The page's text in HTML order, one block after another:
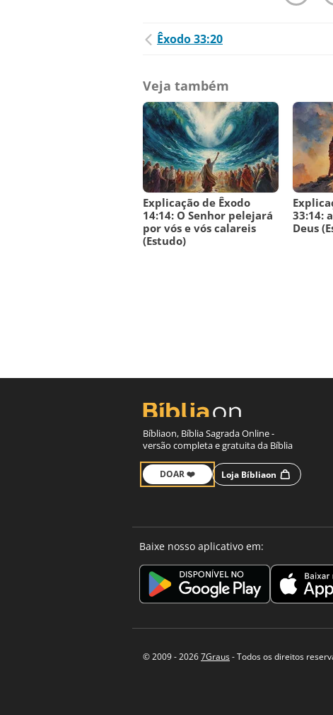
Êxodo 33:20
Veja também
Explicação de Êxodo
14:14: O Senhor pelejará
por vós e vós calareis
(Estudo)
33:14:
Deus
Bíbliaon, Bíblia Sagrada Online -
versão completa e gratuita da Bíblia
DOAR ❤️ Loja Bíbliaon
Baixe nosso aplicativo em:
© 2009 - 20267Graus- Todos os direitos